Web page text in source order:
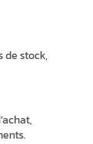
de stock,